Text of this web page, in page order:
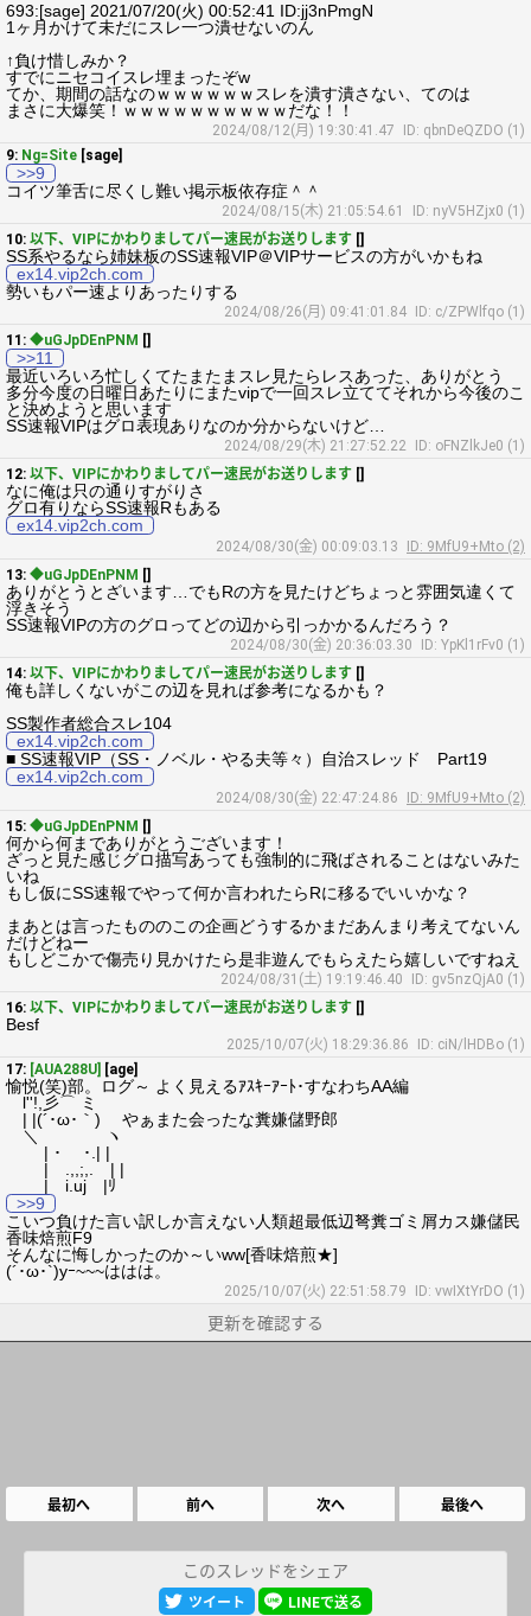
693:[sage] 2021/07/20(火) 00:52:41 ID:jj3nPmgN
1ヶ月かけて未だにスレ一つ潰せないのん
↑負け惜しみか？
すでにニセコイスレ埋まったぞw
てか、期間の話なのｗｗｗｗｗｗスレを潰す潰さない、てのは
まさに大爆笑！ｗｗｗｗｗｗｗｗｗｗだな！！
2024/08/12(月) 19:30:41.47
ID: qbnDeQZDO (1)
9: Ng=Site [sage]
>>9
コイツ筆舌に尽くし難い掲示板依存症＾＾
2024/08/15(木) 21:05:54.61
ID: nyV5HZjx0 (1)
10: 以下、VIPにかわりましてパー速民がお送りします []
SS系やるなら姉妹板のSS速報VIP＠VIPサービスの方がいかもね
ex14.vip2ch.com
勢いもパー速よりあったりする
2024/08/26(月) 09:41:01.84
ID: c/ZPWlfqo (1)
11: ◆uGJpDEnPNM []
>>11
最近いろいろ忙しくてたまたまスレ見たらレスあった、ありがとう
多分今度の日曜日あたりにまたvipで一回スレ立ててそれから今後のこ
と決めようと思います
SS速報VIPはグロ表現ありなのか分からないけど…
2024/08/29(木) 21:27:52.22
ID: oFNZlkJe0 (1)
12: 以下、VIPにかわりましてパー速民がお送りします []
なに俺は只の通りすがりさ
グロ有りならSS速報Rもある
ex14.vip2ch.com
2024/08/30(金) 00:09:03.13
ID: 9MfU9+Mto (2)
13: ◆uGJpDEnPNM []
ありがとうとざいます…でもRの方を見たけどちょっと雰囲気違くて
浮きそう
SS速報VIPの方のグロってどの辺から引っかかるんだろう？
2024/08/30(金) 20:36:03.30
ID: YpKl1rFv0 (1)
14: 以下、VIPにかわりましてパー速民がお送りします []
俺も詳しくないがこの辺を見れば参考になるかも？
SS製作者総合スレ104
ex14.vip2ch.com
■ SS速報VIP（SS・ノベル・やる夫等々）自治スレッド Part19
ex14.vip2ch.com
2024/08/30(金) 22:47:24.86
ID: 9MfU9+Mto (2)
15: ◆uGJpDEnPNM []
何から何までありがとうございます！
ざっと見た感じグロ描写あっても強制的に飛ばされることはないみた
いね
もし仮にSS速報でやって何か言われたらRに移るでいいかな？
まあとは言ったもののこの企画どうするかまだあんまり考えてないん
だけどねー
もしどこかで傷売り見かけたら是非遊んでもらえたら嬉しいですねえ
2024/08/31(土) 19:19:46.40
ID: gv5nzQjA0 (1)
16: 以下、VIPにかわりましてパー速民がお送りします []
Besf
2025/10/07(火) 18:29:36.86
ID: ciN/lHDBo (1)
17: [AUA288U] [age]
愉悦(笑)部。ログ～ よく見えるｱｽｷｰｱｰﾄ･すなわちAA編
l''!,彡⌒ ミ
| |(´･ω･｀) やぁまた会ったな糞嫌儲野郎
＼ ヽ
| ･ ･.| |
| .,,;,. | |
| i.uj |ﾘ
>>9
こいつ負けた言い訳しか言えない人類超最低辺弩糞ゴミ屑カス嫌儲民
香味焙煎F9
そんなに悔しかったのか～いww[香味焙煎★]
(´･ω･`)yｰ~~~ははは。
2025/10/07(火) 22:51:58.79 ID: vwIXtYrDO (1)
更新を確認する
最初へ 前へ 次へ 最後へ
このスレッドをシェア
ツイート LINEで送る